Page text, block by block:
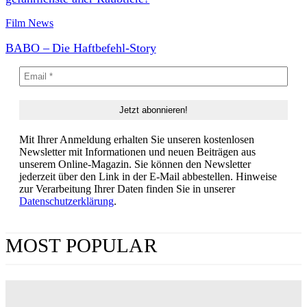
Film News
BABO – Die Haftbefehl-Story
Mit Ihrer Anmeldung erhalten Sie unseren kostenlosen
Newsletter mit Informationen und neuen Beiträgen aus
unserem Online-Magazin. Sie können den Newsletter
jederzeit über den Link in der E-Mail abbestellen. Hinweise
zur Verarbeitung Ihrer Daten finden Sie in unserer
Datenschutzerklärung.
MOST POPULAR